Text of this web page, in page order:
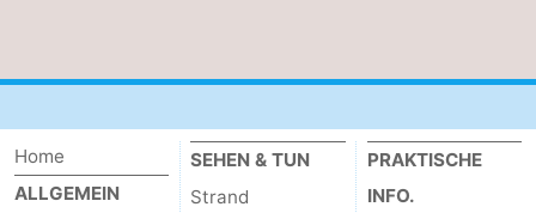
Home
ALLGEMEIN
SEHEN & TUN
Strand
PRAKTISCHE
INFO.